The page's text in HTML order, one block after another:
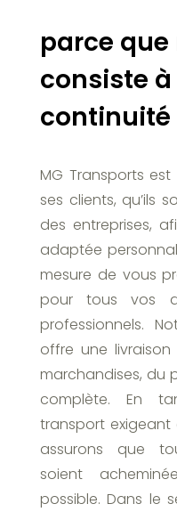
parce
consiste
continuité
MG Transports
ses clients, qu’ils
des entreprises,
adaptée
mesure de vous
pour tous vos
professionnels.
offre une
marchandises, du
complète. En
transport
assurons que
soient
possible. Dans le